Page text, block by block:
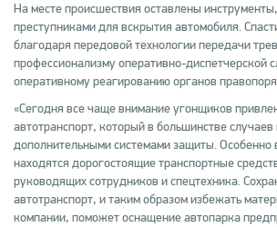
На месте происшествия оставлены
преступниками для вскрытия автомобиля.
благодаря передовой технологии передачи
профессионализму оперативно-диспетчерской
оперативному реагированию органов
«Сегодня все чаще внимание угонщиков
автотранспорт, который в большинстве
дополнительными системами защиты. Особенно
находятся дорогостоящие транспортные
руководящих сотрудников и спецтехника.
автотранспорт, и таким образом избежать
компании, поможет оснащение автопарка